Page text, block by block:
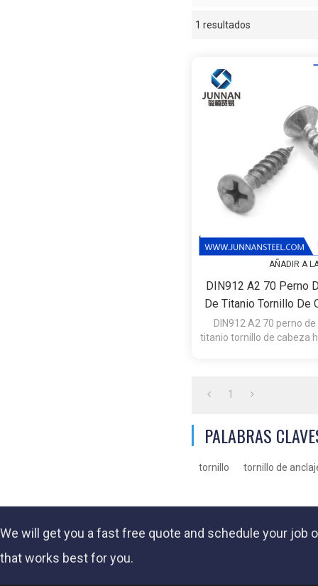
1 resultados
AÑADIR A
DIN912 A2 70 Perno
De Titanio Tornillo De
DIN912 A2 70 perno
titanio tornillo de cabeza
1
PALABRAS
tornillo tornillo de
We will get you a fastfree quote and schedule your job
that works best for you.